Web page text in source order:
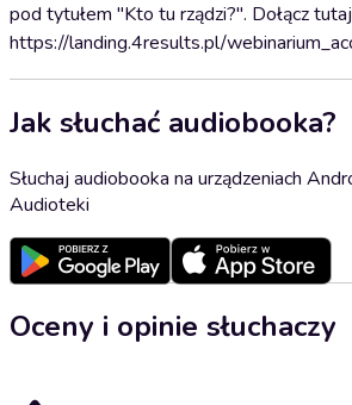
pod tytułem "Kto tu rządzi?". Dołącz
https://landing.4results.pl/
Jak słuchać audiobooka?
Słuchaj audiobooka na urządzeniach
Audioteki
Oceny i opinie słuchaczy